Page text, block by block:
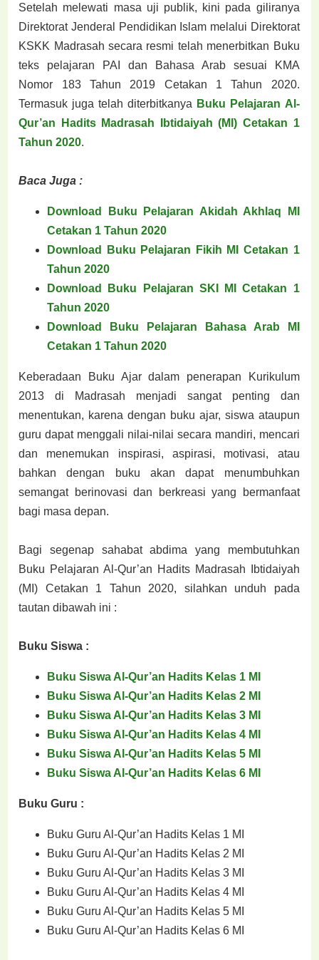
Setelah melewati masa uji publik, kini pada giliranya
Direktorat Jenderal Pendidikan Islam melalui Direktorat
KSKK Madrasah secara resmi telah menerbitkan Buku
teks pelajaran PAI dan Bahasa Arab sesuai KMA
Nomor 183 Tahun 2019 Cetakan 1 Tahun 2020.
Termasuk juga telah diterbitkanya Buku Pelajaran Al-
Qur’an Hadits Madrasah Ibtidaiyah (MI) Cetakan 1
Tahun 2020.
Baca Juga :
Download Buku Pelajaran Akidah Akhlaq MI
Cetakan 1 Tahun 2020
Download Buku Pelajaran Fikih MI Cetakan 1
Tahun 2020
Download Buku Pelajaran SKI MI Cetakan 1
Tahun 2020
Download Buku Pelajaran Bahasa Arab MI
Cetakan 1 Tahun 2020
Keberadaan Buku Ajar dalam penerapan Kurikulum
2013 di Madrasah menjadi sangat penting dan
menentukan, karena dengan buku ajar, siswa ataupun
guru dapat menggali nilai-nilai secara mandiri, mencari
dan menemukan inspirasi, aspirasi, motivasi, atau
bahkan dengan buku akan dapat menumbuhkan
semangat berinovasi dan berkreasi yang bermanfaat
bagi masa depan.
Bagi segenap sahabat abdima yang membutuhkan
Buku Pelajaran Al-Qur’an Hadits Madrasah Ibtidaiyah
(MI) Cetakan 1 Tahun 2020, silahkan unduh pada
tautan dibawah ini :
Buku Siswa :
Buku Siswa Al-Qur’an Hadits Kelas 1 MI
Buku Siswa Al-Qur’an Hadits Kelas 2 MI
Buku Siswa Al-Qur’an Hadits Kelas 3 MI
Buku Siswa Al-Qur’an Hadits Kelas 4 MI
Buku Siswa Al-Qur’an Hadits Kelas 5 MI
Buku Siswa Al-Qur’an Hadits Kelas 6 MI
Buku Guru :
Buku Guru Al-Qur’an Hadits Kelas 1 MI
Buku Guru Al-Qur’an Hadits Kelas 2 MI
Buku Guru Al-Qur’an Hadits Kelas 3 MI
Buku Guru Al-Qur’an Hadits Kelas 4 MI
Buku Guru Al-Qur’an Hadits Kelas 5 MI
Buku Guru Al-Qur’an Hadits Kelas 6 MI